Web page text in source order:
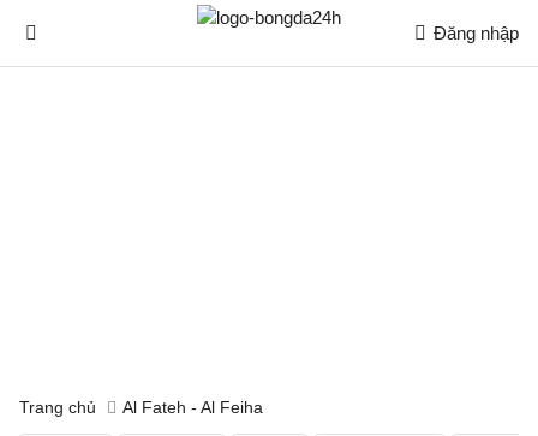
Đăng nhập
Trang chủ Al Fateh - Al Feiha